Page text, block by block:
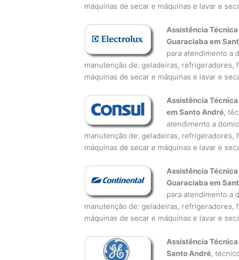
máquinas de secar e máquinas e lavar e
Assistência
Guaraciaba em
para atendimento a
manutenção de: geladeiras, refrigeradores,
máquinas de secar e máquinas e lavar e
Assistência
em Santo André,
atendimento a
manutenção de: geladeiras, refrigeradores,
máquinas de secar e máquinas e lavar e
Assistência
Guaraciaba em
para atendimento a
manutenção de: geladeiras, refrigeradores,
máquinas de secar e máquinas e lavar e
Assistência
Santo André,